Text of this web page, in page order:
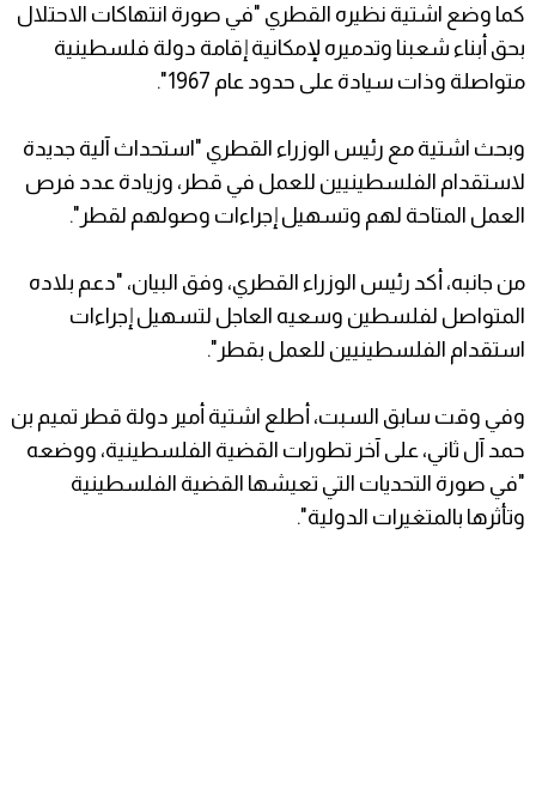
كما وضع اشتية نظيره القطري "في صورة انتهاكات الاحتلال
بحق أبناء شعبنا وتدميره لإمكانية إقامة دولة فلسطينية
متواصلة وذات سيادة على حدود عام 1967".
وبحث اشتية مع رئيس الوزراء القطري "استحداث آلية جديدة
لاستقدام الفلسطينيين للعمل في قطر، وزيادة عدد فرص
العمل المتاحة لهم وتسهيل إجراءات وصولهم لقطر".
من جانبه، أكد رئيس الوزراء القطري، وفق البيان، "دعم بلاده
المتواصل لفلسطين وسعيه العاجل لتسهيل إجراءات
استقدام الفلسطينيين للعمل بقطر".
وفي وقت سابق السبت، أطلع اشتية أمير دولة قطر تميم بن
حمد آل ثاني، على آخر تطورات القضية الفلسطينية، ووضعه
"في صورة التحديات التي تعيشها القضية الفلسطينية
وتأثرها بالمتغيرات الدولية".